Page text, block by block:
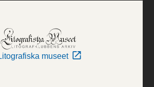
museet